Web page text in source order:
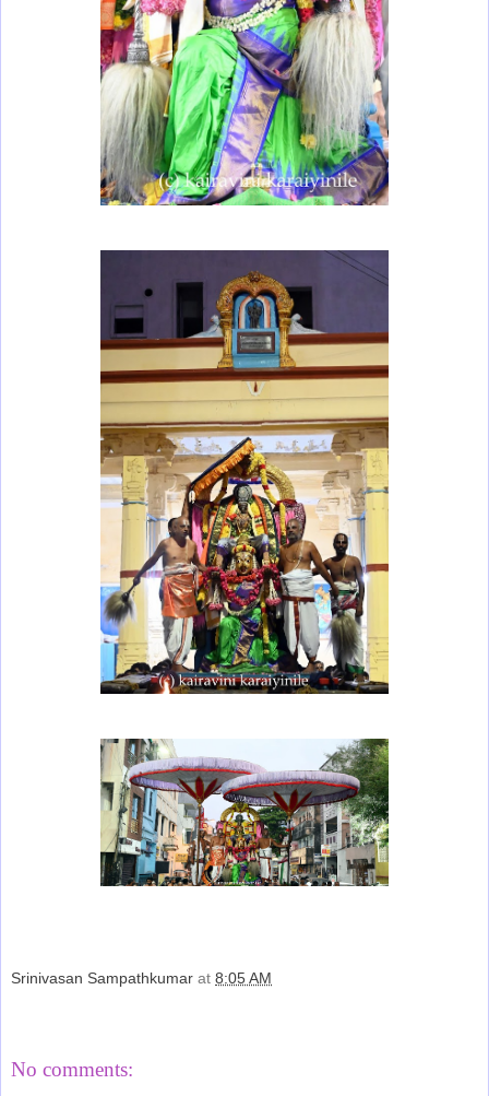
Srinivasan Sampathkumar at 8:05 AM
No comments: